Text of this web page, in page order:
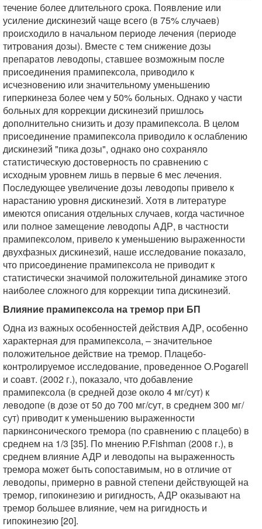
течение более длительного срока. Появление или
усиление дискинезий чаще всего (в 75% случаев)
происходило в начальном периоде лечения (периоде
титрования дозы). Вместе с тем снижение дозы
препаратов леводопы, ставшее возможным после
присоединения прамипексола, приводило к
исчезновению или значительному уменьшению
гиперкинеза более чем у 50% больных. Однако у части
больных для коррекции дискинезий пришлось
дополнительно снизить и дозу прамипексола. В целом
присоединение прамипексола приводило к ослаблению
дискинезий "пика дозы", однако оно сохраняло
статистическую достоверность по сравнению с
исходным уровнем лишь в первые 6 мес лечения.
Последующее увеличение дозы леводопы привело к
нарастанию уровня дискинезий. Хотя в литературе
имеются описания отдельных случаев, когда частичное
или полное замещение леводопы АДР, в частности
прамипексолом, привело к уменьшению выраженности
двухфазных дискинезий, наше исследование показало,
что присоединение прамипексола не приводит к
статистически значимой положительной динамике этого
наиболее сложного для коррекции типа дискинезий.
Влияние прамипексола на тремор при БП
Одна из важных особенностей действия АДР, особенно
характерная для прамипексола, – значительное
положительное действие на тремор. Плацебо-
контролируемое исследование, проведенное O.Pogarell
и соавт. (2002 г.), показало, что добавление
прамипексола (в средней дозе около 4 мг/сут) к
леводопе (в дозе от 50 до 700 мг/сут, в среднем 300 мг/
сут) приводит к уменьшению выраженности
паркинсонического тремора (по сравнению с плацебо) в
среднем на 1/3 [35]. По мнению P.Fishman (2008 г.), в
среднем влияние АДР и леводопы на выраженность
тремора может быть сопоставимым, но в отличие от
леводопы, примерно в равной степени действующей на
тремор, гипокинезию и ригидность, АДР оказывают на
тремор большее влияние, чем на ригидность и
гипокинезию [20].